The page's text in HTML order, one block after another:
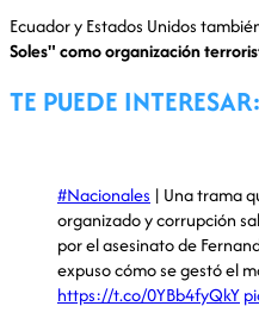
Ecuador y Estados Unidos
Soles" como organización
TE PUEDE INTERESAR:
#Nacionales | Una trama
organizado y corrupción
por el asesinato de
expuso cómo se gestó el
https://t.co/0YBb4fyQkY